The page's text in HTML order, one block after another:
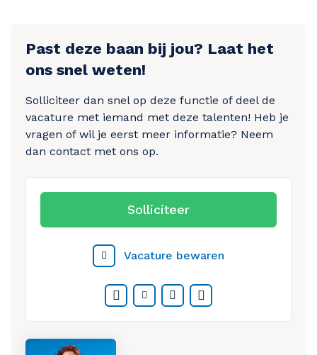
Projecten in de nieuwbouw en renovatie,
voornamelijk in de regio Salland
kwaliteit en vakmanschap vooropstaan.
Past deze baan bij jou? Laat het
ons snel weten!
Solliciteer dan snel op deze functie of deel de
vacature met iemand met deze talenten! Heb je
vragen of wil je eerst meer informatie? Neem
dan contact met ons op.
Solliciteer
Vacature bewaren
FacebookTwitterLinkedIn